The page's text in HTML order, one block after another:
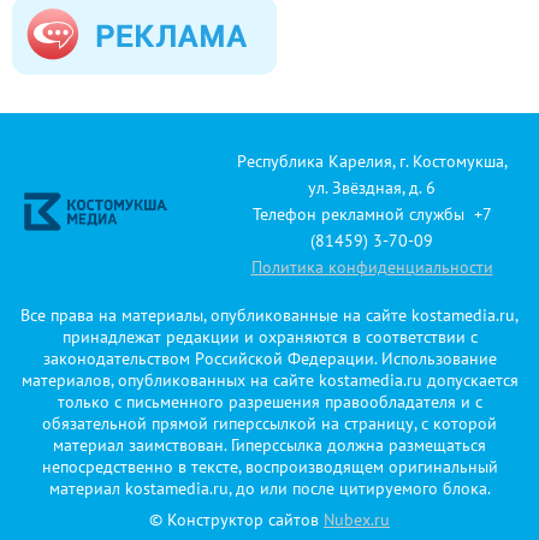
Республика Карелия, г. Костомукша,
ул. Звёздная, д. 6
Телефон рекламной службы +7
(81459) 3-70-09
Политика конфиденциальности
Все права на материалы, опубликованные на сайте kostamedia.ru,
принадлежат редакции и охраняются в соответствии с
законодательством Российской Федерации. Использование
материалов, опубликованных на сайте kostamedia.ru допускается
только с письменного разрешения правообладателя и с
обязательной прямой гиперссылкой на страницу, с которой
материал заимствован. Гиперссылка должна размещаться
непосредственно в тексте, воспроизводящем оригинальный
материал kostamedia.ru, до или после цитируемого блока.
© Конструктор сайтов Nubex.ru